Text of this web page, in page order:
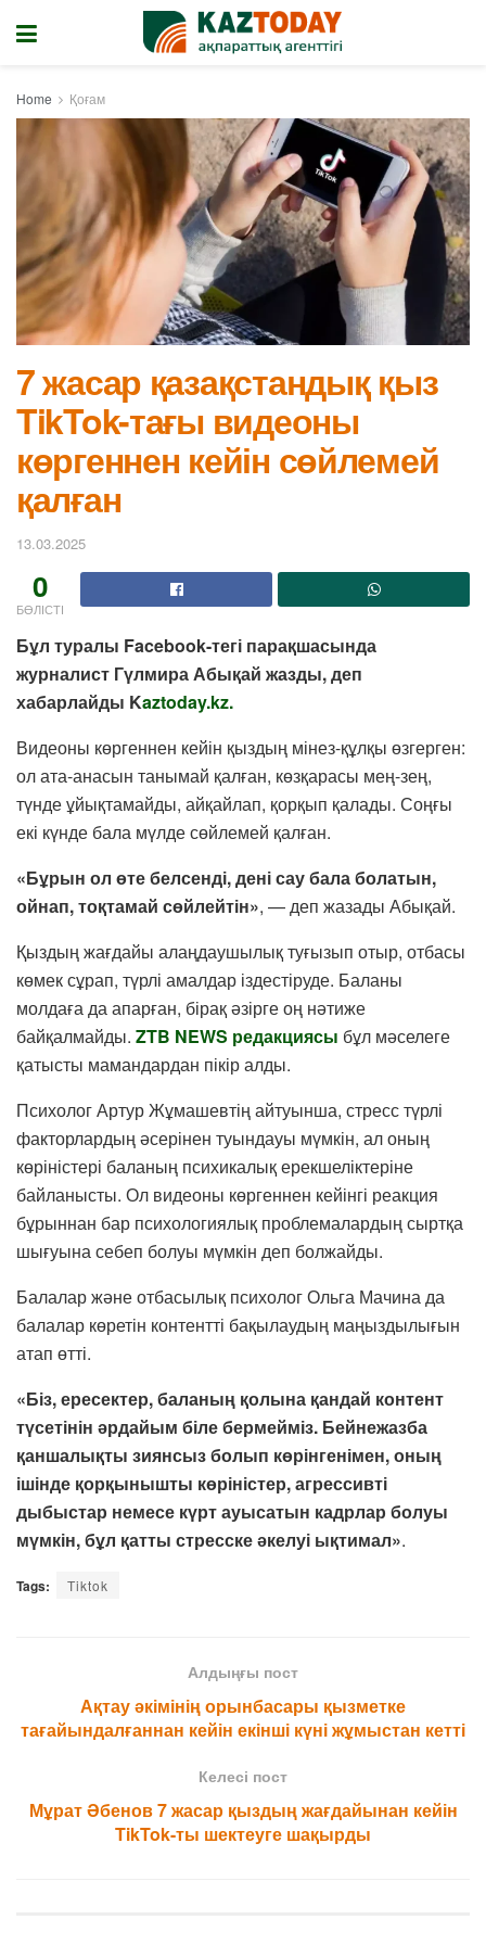
Home Қоғам
7 жасар қазақстандық қыз
TikTok-тағы видеоны
көргеннен кейін сөйлемей
қалған
13.03.2025
0
БӨЛІСТІ
Бұл туралы Facebook-тегі парақшасында
журналист Гүлмира Абықай жазды, деп
хабарлайды Kaztoday.kz.
Видеоны көргеннен кейін қыздың мінез-құлқы өзгерген:
ол ата-анасын танымай қалған, көзқарасы мең-зең,
түнде ұйықтамайды, айқайлап, қорқып қалады. Соңғы
екі күнде бала мүлде сөйлемей қалған.
«Бұрын ол өте белсенді, дені сау бала болатын,
ойнап, тоқтамай сөйлейтін», — деп жазады Абықай.
Қыздың жағдайы алаңдаушылық туғызып отыр, отбасы
көмек сұрап, түрлі амалдар іздестіруде. Баланы
молдаға да апарған, бірақ әзірге оң нәтиже
байқалмайды. ZTB NEWS редакциясы бұл мәселеге
қатысты мамандардан пікір алды.
Психолог Артур Жұмашевтің айтуынша, стресс түрлі
факторлардың әсерінен туындауы мүмкін, ал оның
көріністері баланың психикалық ерекшеліктеріне
байланысты. Ол видеоны көргеннен кейінгі реакция
бұрыннан бар психологиялық проблемалардың сыртқа
шығуына себеп болуы мүмкін деп болжайды.
Балалар және отбасылық психолог Ольга Мачина да
балалар көретін контентті бақылаудың маңыздылығын
атап өтті.
«Біз, ересектер, баланың қолына қандай контент
түсетінін әрдайым біле бермейміз. Бейнежазба
қаншалықты зиянсыз болып көрінгенімен, оның
ішінде қорқынышты көріністер, агрессивті
дыбыстар немесе күрт ауысатын кадрлар болуы
мүмкін, бұл қатты стресске әкелуі ықтимал».
Tags: Тiktok
Алдыңғы пост
Ақтау әкімінің орынбасары қызметке
тағайындалғаннан кейін екінші күні жұмыстан кетті
Келесі пост
Мұрат Әбенов 7 жасар қыздың жағдайынан кейін
TikTok-ты шектеуге шақырды